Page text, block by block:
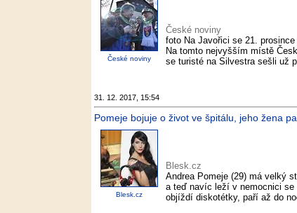
České noviny
České noviny
foto Na Javořici se 21.
Na tomto nejvyšším místě
se turisté na Silvestra sešli už
31. 12. 2017, 15:54
Pomeje bojuje o život ve špitálu, jeho žena
Blesk.cz
Blesk.cz
Andrea Pomeje (29) má velký
a teď navíc leží v nemocnici
objíždí diskotétky, paří až do